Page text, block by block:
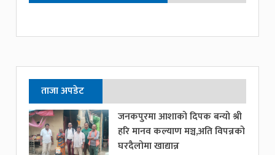
ताजा अपडेट
जनकपुरमा आशाको दिपक बन्यो श्री
हरि मानव कल्याण मञ्च,अति विपन्नको
घरदैलोमा खाद्यान्न